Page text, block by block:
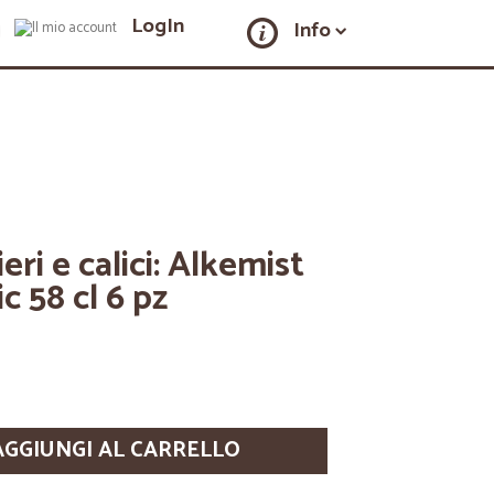
LogIn Info
e calici: Alkemist
58 cl 6 pz
AL CARRELLO